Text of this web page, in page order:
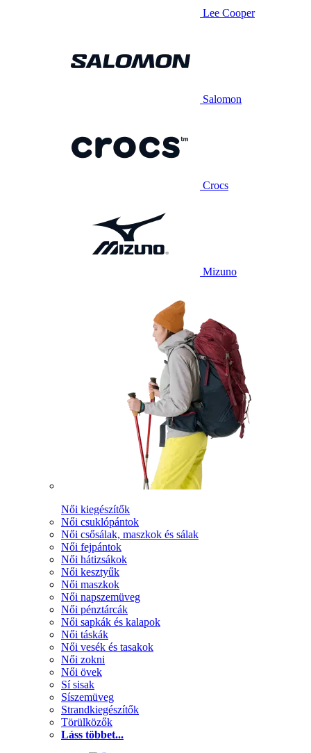
Lee Cooper
Salomon
Crocs
Mizuno
Női kiegészítők
Női csuklópántok
Női csősálak, maszkok és sálak
Női fejpántok
Női hátizsákok
Női kesztyűk
Női maszkok
Női napszemüveg
Női pénztárcák
Női sapkák és kalapok
Női táskák
Női vesék és tasakok
Női zokni
Női övek
Sí sisak
Síszemüveg
Strandkiegészítők
Törülközők
Láss többet...